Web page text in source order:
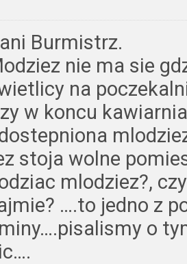
Burmistrz.
nie ma sie
na
w koncu
stoja wolne
mlodziez?,
….to jedno z
o